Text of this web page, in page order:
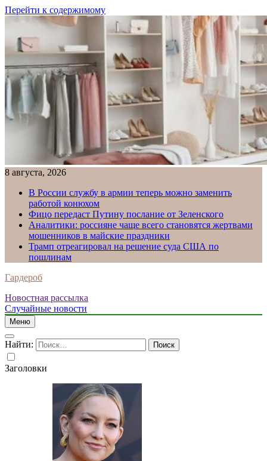
Перейти к содержимому
8 августа, 2026
В России службу в армии теперь можно заменить
работой конюхом
Фицо передаст Путину послание от Зеленского
Аналитики: россияне чаще всего становятся жертвами
мошенников в майские праздники
Трамп отреагировал на решение суда США по
пошлинам
Гардероб
Новостная рассылка
Случайные новости
Меню
Найти:
Заголовки